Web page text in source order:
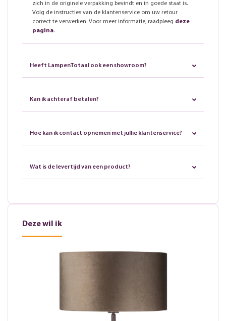
zich in de originele verpakking bevindt en in goede staat is.
Volg de instructies van de klantenservice om uw retour
correct te verwerken. Voor meer informatie, raadpleeg deze
pagina.
Heeft LampenTotaal ook een showroom?
Kan ik achteraf betalen?
Hoe kan ik contact opnemen met jullie klantenservice?
Wat is de levertijd van een product?
Deze wil ik